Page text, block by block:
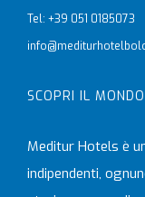
Tel: +39 051 0185073
SCOPRI IL
Meditur Hotels è
indipendenti,